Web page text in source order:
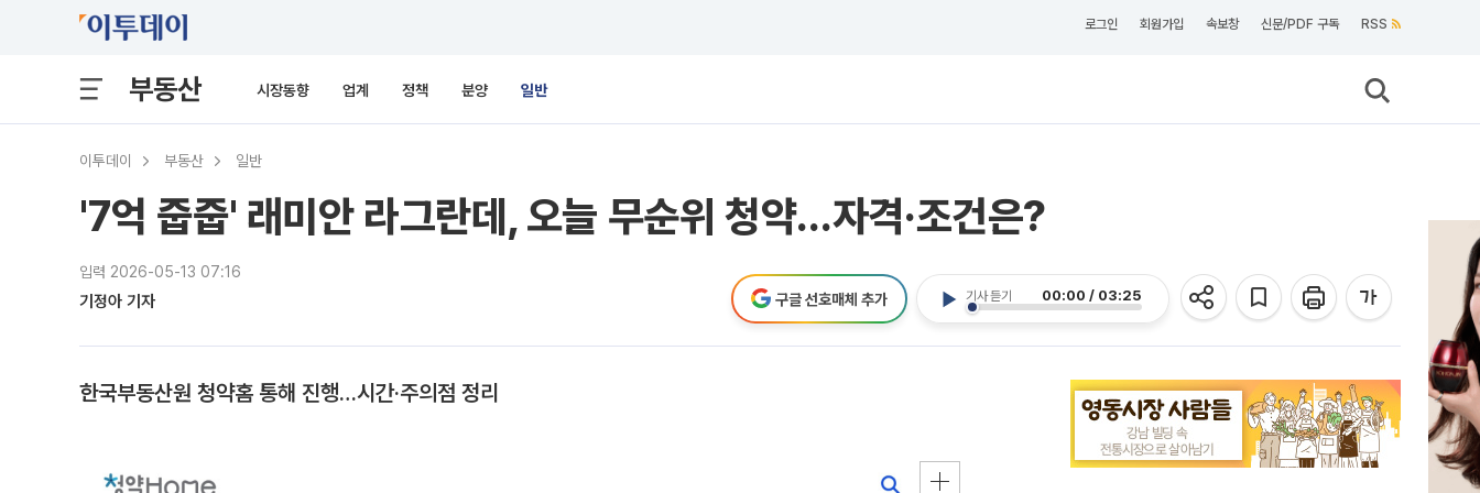
로그인 회원가입 속보창 신문/PDF 구독 RSS
부동산 시장동향 업계 정책 분양 일반
이투데이 부동산 일반
'7억 줍줍' 래미안 라그란데, 오늘 무순위 청약…자격·조건은?
입력 2026-05-13 07:16
기정아 기자 기사 듣기 00:00 / 03:25
구글 선호매체 추가
한국부동산원 청약홈 통해 진행…시간·주의점 정리